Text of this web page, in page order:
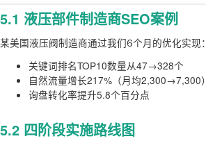
5.1 液压部件制造商SEO案例
某美国液压阀制造商通过我们6个月的优化实现：
关键词排名TOP10数量从47→328个
自然流量增长217%（月均2,300→7,300）
询盘转化率提升5.8个百分点
5.2 四阶段实施路线图